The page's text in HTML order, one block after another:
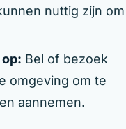
nuttig zijn om
Bel of bezoek
omgeving om te
aannemen.